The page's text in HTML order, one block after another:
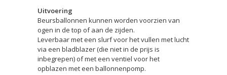
Uitvoering
Beursballonnen kunnen worden voorzien van
ogen in de top of aan de zijden.
Leverbaar met een slurf voor het vullen met lucht
via een bladblazer (die niet in de prijs is
inbegrepen) of met een ventiel voor het
opblazen met een ballonnenpomp.